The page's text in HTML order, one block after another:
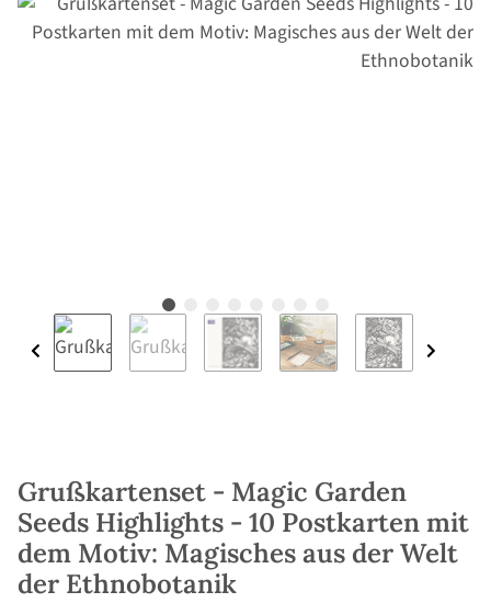
Grußkartenset - Magic Garden
Seeds Highlights - 10 Postkarten mit
dem Motiv: Magisches aus der Welt
der Ethnobotanik